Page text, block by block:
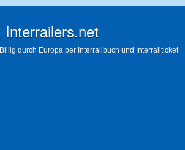
Interrailers.net
Billig durch Europa per Interrailbuch und Interrailticket